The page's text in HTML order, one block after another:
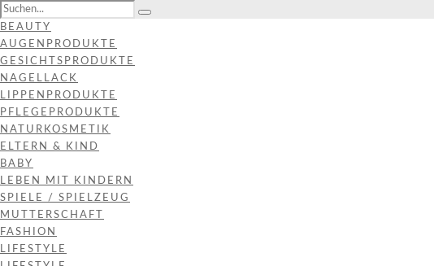
BEAUTY
AUGENPRODUKTE
GESICHTSPRODUKTE
NAGELLACK
LIPPENPRODUKTE
PFLEGEPRODUKTE
NATURKOSMETIK
ELTERN & KIND
BABY
LEBEN MIT KINDERN
SPIELE / SPIELZEUG
MUTTERSCHAFT
FASHION
LIFESTYLE